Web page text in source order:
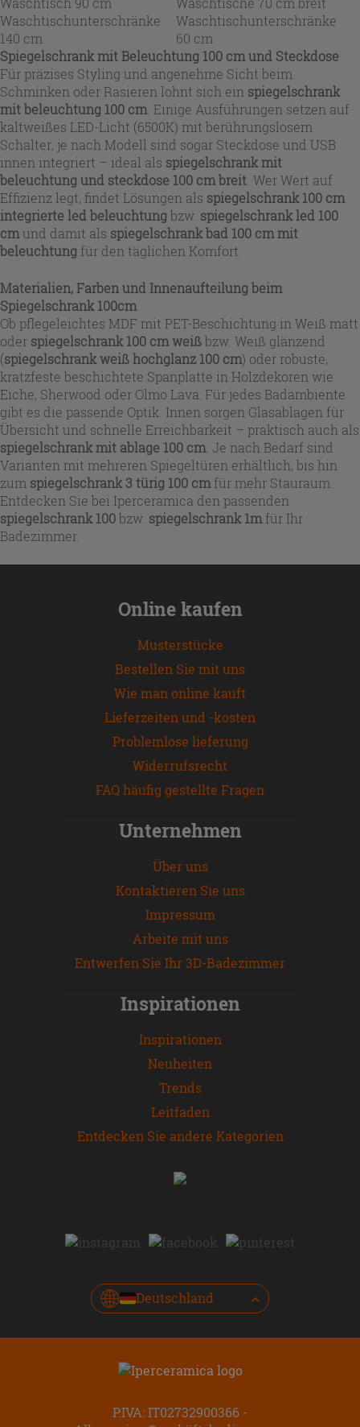
Waschtischunterschränke
140 cm
Waschtischunterschränke
60 cm
Spiegelschrank mit Beleuchtung 100 cm und Steckdose
Für präzises Styling und angenehme Sicht beim
Schminken oder Rasieren lohnt sich ein spiegelschrank
mit beleuchtung 100 cm . Einige Ausführungen setzen auf
kaltweißes LED-Licht (6500K) mit berührungslosem
Schalter; je nach Modell sind sogar Steckdose und USB
innen integriert – ideal als spiegelschrank mit
beleuchtung und steckdose 100 cm breit . Wer Wert auf
Effizienz legt, findet Lösungen als spiegelschrank 100 cm
integrierte led beleuchtung bzw. spiegelschrank led 100
cmund damit als spiegelschrank bad 100 cm mit
beleuchtung für den täglichen Komfort.
Materialien, Farben und Innenaufteilung beim
Spiegelschrank 100cm
Ob pflegeleichtes MDF mit PET-Beschichtung in Weiß matt
oder spiegelschrank 100 cm weißbzw. Weiß glänzend
(spiegelschrank weiß hochglanz 100 cm) oder robuste,
kratzfeste beschichtete Spanplatte in Holzdekoren wie
Eiche, Sherwood oder Olmo Lava: Für jedes Badambiente
gibt es die passende Optik. Innen sorgen Glasablagen für
Übersicht und schnelle Erreichbarkeit – praktisch auch als
spiegelschrank mit ablage 100 cm . Je nach Bedarf sind
Varianten mit mehreren Spiegeltüren erhältlich, bis hin
zum spiegelschrank 3 türig 100 cm für mehr Stauraum.
Entdecken Sie bei Iperceramica den passenden
spiegelschrank 100bzw. spiegelschrank 1m für Ihr
Badezimmer.
Online kaufen
Musterstücke
Bestellen Sie mit uns
Wie man online kauft
Lieferzeiten und -kosten
Problemlose lieferung
Widerrufsrecht
FAQ häufig gestellte Fragen
Unternehmen
Über uns
Kontaktieren Sie uns
Impressum
Arbeite mit uns
Entwerfen Sie Ihr 3D-Badezimmer
Inspirationen
Inspirationen
Neuheiten
Trends
Leitfaden
Entdecken Sie andere Kategorien
Deutschland
P.IVA: IT02732900366